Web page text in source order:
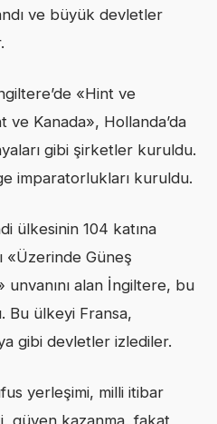
ve büyük devletler
«Hint ve
ve Kanada», Hollanda’da
gibi şirketler kuruldu.
imparatorlukları kuruldu.
ülkesinin 104 katına
«Üzerinde Güneş
alan İngiltere, bu
Bu ülkeyi Fransa,
gibi devletler izlediler.
yerleşimi, milli itibar